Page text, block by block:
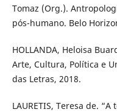
Tomaz (Org.).
pós-humano. Belo
HOLLANDA, Heloisa
Arte, Cultura, Política e
das Letras, 2018.
LAURETIS, Teresa de.